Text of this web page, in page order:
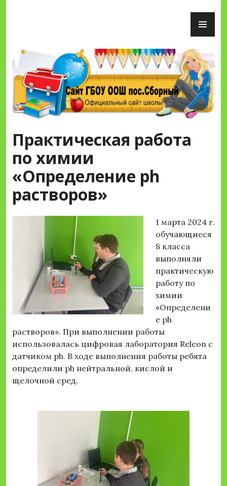
Сайт ГБОУ ООШ пос.Сборный
Практическая работа
по химии
«Определение ph
растворов»
1 марта 2024 г.
обучающиеся
8 класса
выполняли
практическую
работу по
химии
«Определени
е ph
растворов». При выполнении работы
использовалась цифровая лаборатория Releon с
датчиком ph. В ходе выполнения работы ребята
определили ph нейтральной, кислой и
щелочной сред.